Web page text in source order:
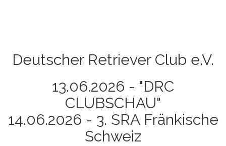
Deutscher Retriever Club e.V.
13.06.2026 - "DRC
CLUBSCHAU"
14.06.2026 - 3. SRA Fränkische
Schweiz